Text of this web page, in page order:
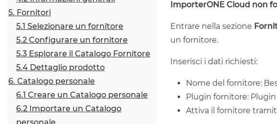
5. Fornitori
5.1 Selezionare un fornitore
5.2 Configurare un fornitore
5.3 Esplorare il Catalogo Fornitore
5.4 Dettaglio prodotto
6. Catalogo personale
6.1 Creare un Catalogo personale
6.2 Importare un Catalogo
ImporterONE Cloud non
Entrare nella sezione
un fornitore.
Inserisci i dati richiesti:
Nome del fornitore:
Plugin fornitore:
Attiva il fornitore